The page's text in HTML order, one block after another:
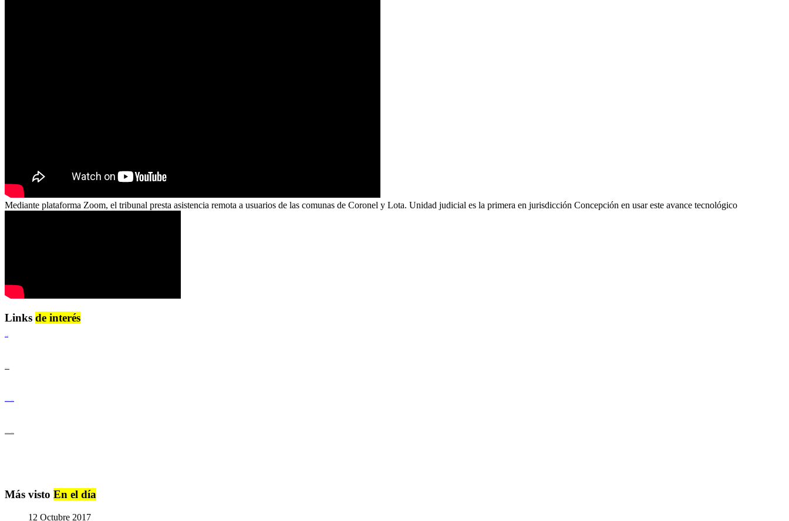
Mediante plataforma Zoom, el tribunal presta asistencia remota a usuarios de las comunas de Coronel y Lota. Unidad judicial es la primera en jurisdicción Concepción en usar este avance tecnológico
Links de interés
Más visto En el día
12 Octubre 2017